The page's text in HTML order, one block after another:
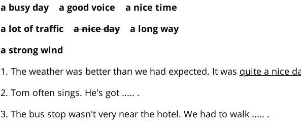
a busy day a good voice a nice time
a lot of traffica nice daya long way
a strong wind
1. The weather was better than we had expected. It was quite a nice
2. Tom often sings. He's got ..... .
3. The bus stop wasn't very near the hotel. We had to walk ..... .